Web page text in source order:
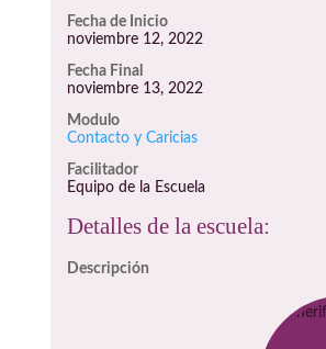
Fecha de Inicio
noviembre 12, 2022
Fecha Final
noviembre 13, 2022
Modulo
Contacto y Caricias
Facilitador
Equipo de la Escuela
Detalles de la escuela:
Descripción